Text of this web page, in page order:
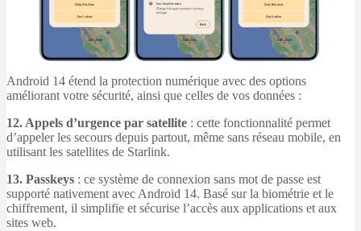
Android 14 étend la protection numérique avec des options
améliorant votre sécurité, ainsi que celles de vos données :
12. Appels d’urgence par satellite : cette fonctionnalité permet
d’appeler les secours depuis partout, même sans réseau mobile, en
utilisant les satellites de Starlink.
13. Passkeys : ce système de connexion sans mot de passe est
supporté nativement avec Android 14. Basé sur la biométrie et le
chiffrement, il simplifie et sécurise l’accès aux applications et aux
sites web.